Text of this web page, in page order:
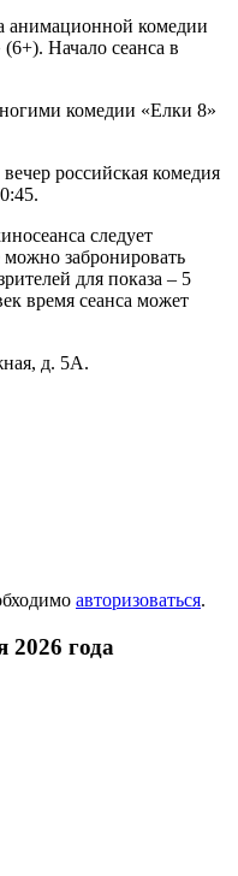
анимационной комедии
Начало сеанса в
комедии «Елки 8»
российская комедия
следует
можно забронировать
для показа – 5
время сеанса может
д. 5А.
авторизоваться.
года